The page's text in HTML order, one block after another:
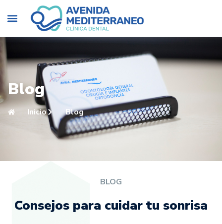
Blog
Inicio Blog
BLOG
Consejos para cuidar tu sonrisa